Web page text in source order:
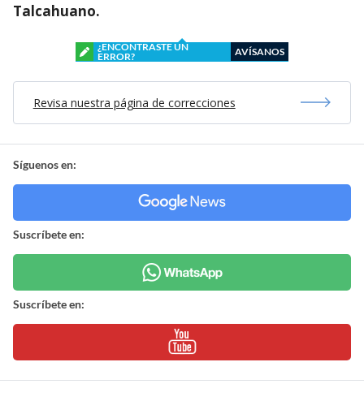
Talcahuano.
¿ENCONTRASTE UN
ERROR?
AVÍSANOS
Revisa nuestra página de correcciones
Síguenos en:
Suscríbete en:
Suscríbete en: